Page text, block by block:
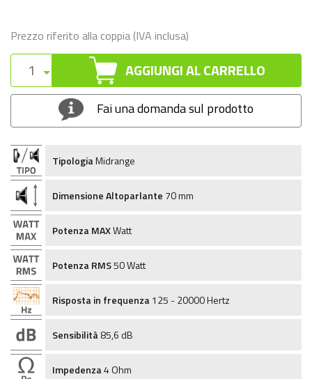
Prezzo riferito alla coppia (IVA inclusa)
AGGIUNGI AL CARRELLO
Fai una domanda sul prodotto
TipologiaMidrange
Dimensione Altoparlante 70 mm
Potenza MAXWatt
Potenza RMS50 Watt
Risposta in frequenza125 - 20000 Hertz
Sensibilità85,6 dB
Impedenza4 Ohm